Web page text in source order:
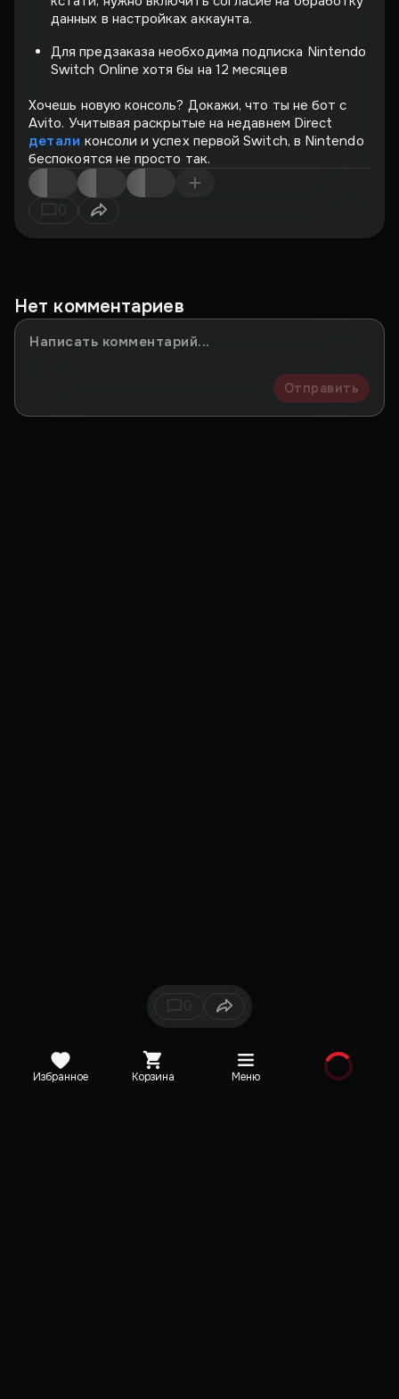
данных в настройках аккаунта.
Для предзаказа необходима подписка Nintendo
Switch Online хотя бы на 12 месяцев
Хочешь новую консоль? Докажи, что ты не бот с
Avito. Учитывая раскрытые на недавнем Direct
детали консоли и успех первой Switch, в Nintendo
беспокоятся не просто так.
0
Нет комментариев
Отправить
Избранное Корзина Меню